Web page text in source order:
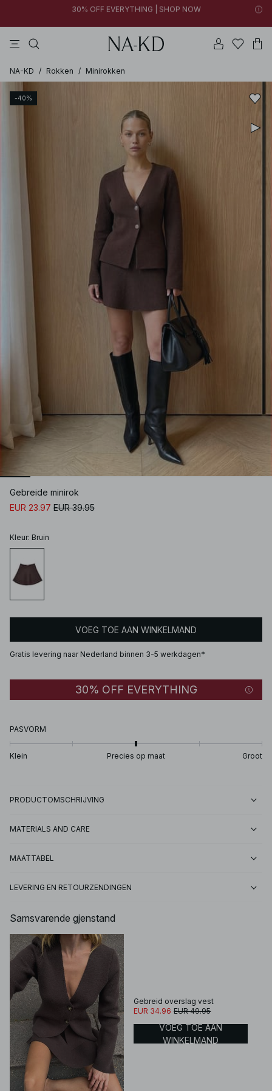
FINAL SALE | SHOP NOW
FINAL SALE | SHOP NOW
30% OFF EVERYTHING | SHOP NOW
NA-KD / Rokken / Minirokken
-40%
Gebreide minirok
EUR 23.97 EUR 39.95
Kleur: Bruin
VOEG TOE AAN WINKELMAND
Gratis levering naar Nederland binnen 3-5 werkdagen*
30% OFF EVERYTHING
PASVORM
Klein Precies op maat Groot
PRODUCTOMSCHRIJVING
MATERIALS AND CARE
MAATTABEL
LEVERING EN RETOURZENDINGEN
Samsvarende gjenstand
Gebreid overslag vest
EUR 34.96 EUR 49.95
VOEG TOE AAN
WINKELMAND